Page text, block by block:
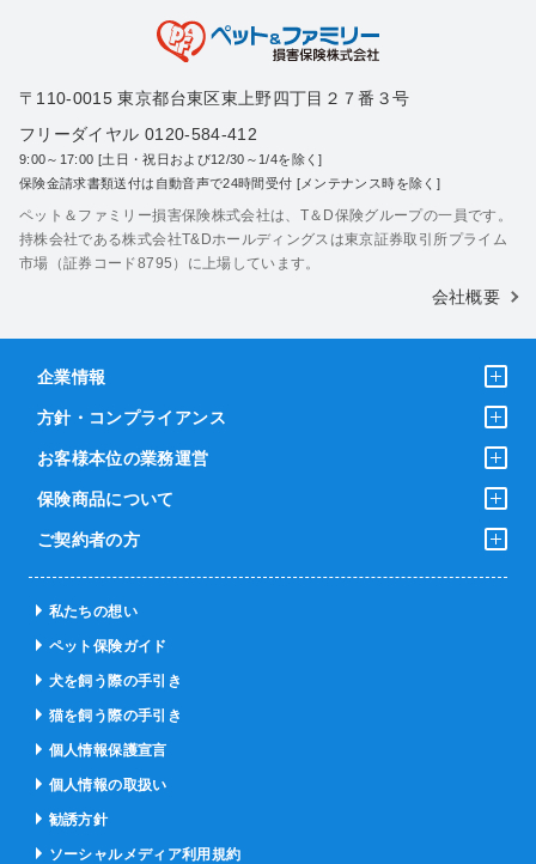
〒110-0015 東京都台東区東上野四丁目２７番３号
フリーダイヤル 0120-584-412
9:00～17:00 [土日・祝日および12/30～1/4を除く]
保険金請求書類送付は自動音声で24時間受付 [メンテナンス時を除く]
ペット＆ファミリー損害保険株式会社は、T＆D保険グループの一員です。
持株会社である株式会社T&Dホールディングスは東京証券取引所プライム
市場（証券コード8795）に上場しています。
会社概要
企業情報
方針・コンプライアンス
お客様本位の業務運営
保険商品について
ご契約者の方
私たちの想い
ペット保険ガイド
犬を飼う際の手引き
猫を飼う際の手引き
個人情報保護宣言
個人情報の取扱い
勧誘方針
ソーシャルメディア利用規約